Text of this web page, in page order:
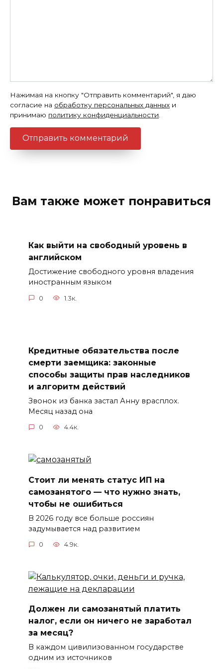
Нажимая на кнопку "Отправить комментарий", я даю
согласие на обработку персональных данных и
принимаю политику конфиденциальности
Вам также может понравиться
Как выйти на свободный уровень в
английском
Достижение свободного уровня владения
иностранным языком
0 1.3к.
Кредитные обязательства после
смерти заемщика: законные
способы защиты прав наследников
и алгоритм действий
Звонок из банка застал Анну врасплох.
Месяц назад она
0 4.4к.
Стоит ли менять статус ИП на
самозанятого — что нужно знать,
чтобы не ошибиться
В 2026 году все больше россиян
задумывается над развитием
0 4.9к.
Должен ли самозанятый платить
налог, если он ничего не заработал
за месяц?
В каждом цивилизованном государстве
одним из источников